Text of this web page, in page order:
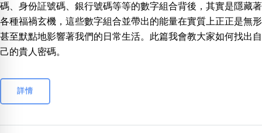
碼、身份証號碼、銀行號碼等等的數字組合背後，其實是隱藏著
各種福禍玄機，這些數字組合並帶出的能量在實質上正正是無形
甚至默點地影響著我們的日常生活。此篇我會教大家如何找出自
己的貴人密碼。
詳情